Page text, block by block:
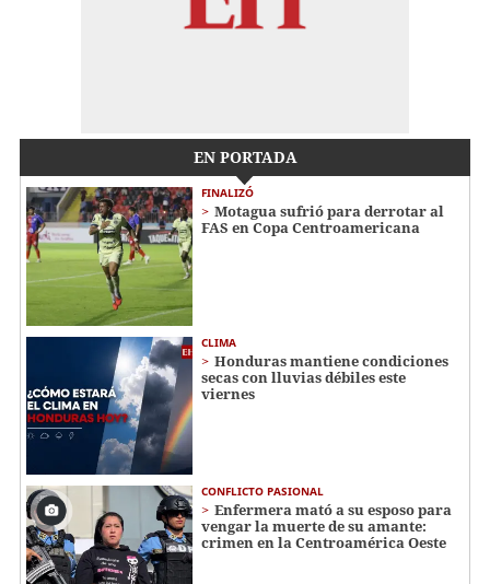
EN PORTADA
FINALIZÓ
Motagua sufrió para derrotar al
FAS en Copa Centroamericana
CLIMA
Honduras mantiene condiciones
secas con lluvias débiles este
viernes
CONFLICTO PASIONAL
Enfermera mató a su esposo para
vengar la muerte de su amante:
crimen en la Centroamérica Oeste